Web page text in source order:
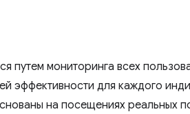
путем мониторинга всех
эффективности для каждого
на посещениях реальных